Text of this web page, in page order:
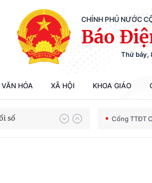
CHÍNH PHỦ NƯỚC
Báo
Thứ bảy,
VĂN HÓA XÃ HỘI KHOA GIÁO
số
mới
Cổng TTĐT